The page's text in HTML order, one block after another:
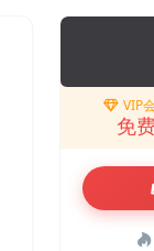
VIP
免费